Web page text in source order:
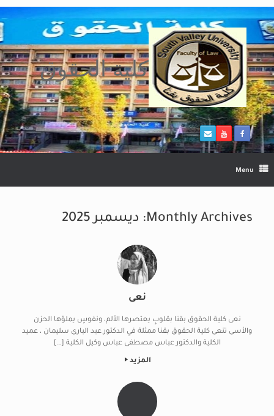
Skip
to
content
كلية الحقوق
Menu
Monthly Archives: ديسمبر 2025
نعى
نعى كلية الحقوق بقنا بقلوبٍ يعتصرها الألم، ونفوسٍ يملؤها الحزن
والأسى تنعى كلية الحقوق بقنا ممثلة في الدكتور عبد البارى سليمان ، عميد
الكلية والدكتور عباس مصطفى عباس وكيل الكلية […]
المزيد